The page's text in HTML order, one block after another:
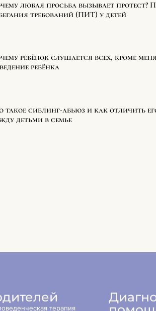
любая просьба вызывает протест?
требований (ПИТ) у детей
ребёнок слушается всех, кроме
ребёнка
такое сиблинг-абьюз и как отличить
детьми в семье
терапия